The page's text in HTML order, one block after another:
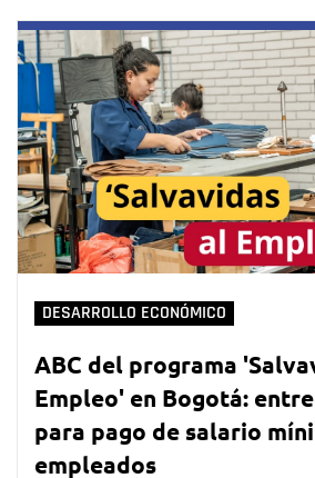
DESARROLLO ECONÓMICO
ABC del programa
Empleo' en Bogotá:
para pago de salario
empleados